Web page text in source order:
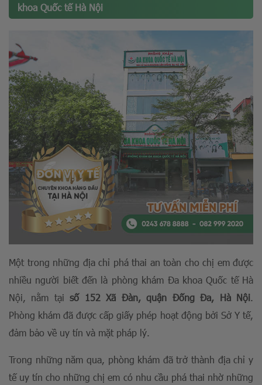
khoa Quốc tế Hà Nội
Một trong những địa chỉ phá thai an toàn cho chị em được
nhiều người biết đến là phòng khám Đa khoa Quốc tế Hà
Nội, nằm tạisố 152 Xã Đàn, quận Đống Đa, Hà Nội.
Phòng khám đã được cấp giấy phép hoạt động bởi Sở Y tế,
đảm bảo về uy tín và mặt pháp lý.
Trong những năm qua, phòng khám đã trở thành địa chỉ y
tế uy tín cho những chị em có nhu cầu phá thai nhờ những